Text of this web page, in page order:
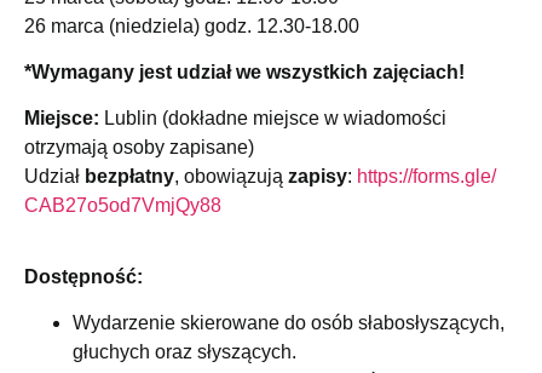
26 marca (niedziela) godz. 12.30-18.00
*Wymagany jest udział we wszystkich zajęciach!
Miejsce: Lublin (dokładne miejsce w wiadomości
otrzymają osoby zapisane)
Udział bezpłatny, obowiązują zapisy: https://forms.gle/
CAB27o5od7VmjQy88
Dostępność:
Wydarzenie skierowane do osób słabosłyszących,
głuchych oraz słyszących.